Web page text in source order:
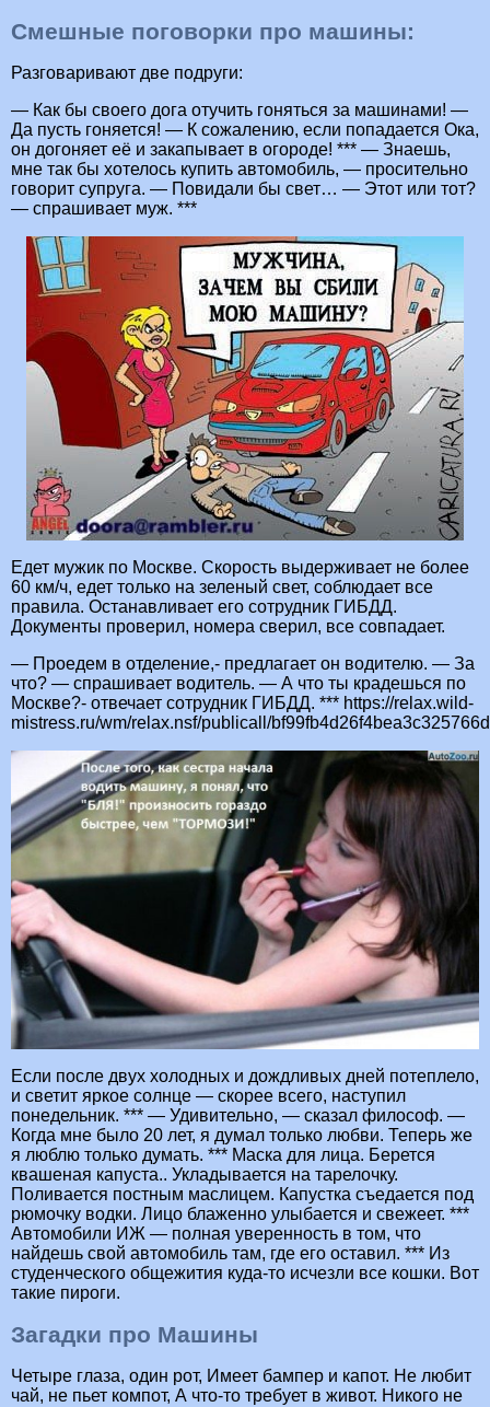
Смешные поговорки про машины:
Разговаривают две подруги:
— Как бы своего дога отучить гоняться за машинами! —
Да пусть гоняется! — К сожалению, если попадается Ока,
он догоняет её и закапывает в огороде! *** — Знаешь,
мне так бы хотелось купить автомобиль, — просительно
говорит супруга. — Повидали бы свет… — Этот или тот?
— спрашивает муж. ***
Едет мужик по Москве. Скорость выдерживает не более
60 км/ч, едет только на зеленый свет, соблюдает все
правила. Останавливает его сотрудник ГИБДД.
Документы проверил, номера сверил, все совпадает.
— Проедем в отделение,- предлагает он водителю. — За
что? — спрашивает водитель. — А что ты крадешься по
Москве?- отвечает сотрудник ГИБДД. *** https://relax.wild-
mistress.ru/wm/relax.nsf/publicall/
Если после двух холодных и дождливых дней потеплело,
и светит яркое солнце — скорее всего, наступил
понедельник. *** — Удивительно, — сказал философ. —
Когда мне было 20 лет, я думал только любви. Теперь же
я люблю только думать. *** Маска для лица. Берется
квашеная капуста.. Укладывается на тарелочку.
Поливается постным маслицем. Капустка съедается под
рюмочку водки. Лицо блаженно улыбается и свежеет. ***
Автомобили ИЖ — полная уверенность в том, что
найдешь свой автомобиль там, где его оставил. *** Из
студенческого общежития куда-то исчезли все кошки. Вот
такие пироги.
Загадки про Машины
Четыре глаза, один рот, Имеет бампер и капот. Не любит
чай, не пьет компот, А что-то требует в живот. Никого не